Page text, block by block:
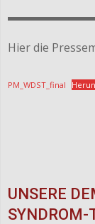
Hier die
PM_WDST_final
UNSERE
SYNDROM-